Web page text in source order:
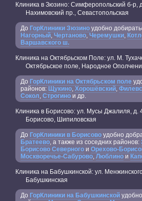
Клиника в Зюзино: Симферопольский б-р,
Нахимовский пр., Севастопольская
До ГорКлиники Зюзино удобно
Нагорный Чертаново Черемушки
Варшавского ш.
Клиника на Октябрьском Поле: ул. М.
Октябрьское поле, Народное
До ГорКлиники на Октябрьском поле
районов: Щукино Хорошёвский
Сокол Строгино и др.
Клиника в Борисово: ул. Мусы Джалиля, д.
Борисово, Шипиловская
До ГорКлиники в Борисово удобно
Братеево , а также из соседних районов:
Борисово Северного и Орехово-
Москворечье-Сабурово Люблино и
Клиника на Бабушкинской: ул.
Бабушкинская
До ГорКлиники на Бабушкинской